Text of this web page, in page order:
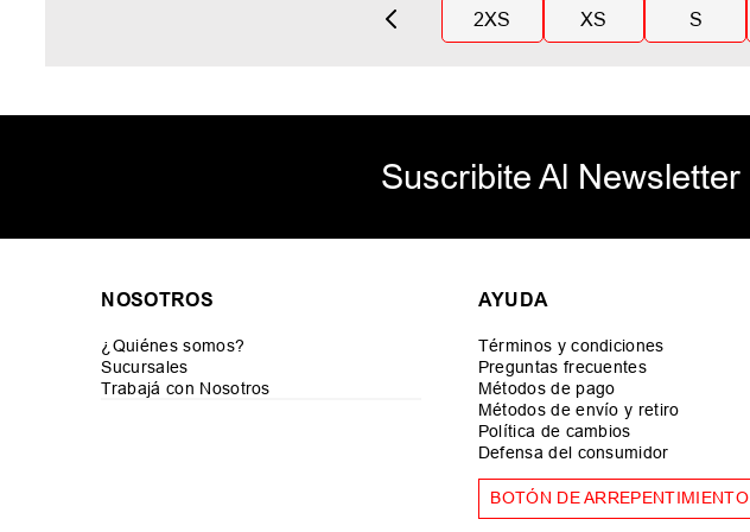
2XS XS S
Suscribite Al Newsletter
NOSOTROS
¿Quiénes somos?
Sucursales
Trabajá con Nosotros
AYUDA
Términos y condiciones
Preguntas frecuentes
Métodos de pago
Métodos de envío y retiro
Política de cambios
Defensa del consumidor
BOTÓN DE ARREPENTIMIENTO